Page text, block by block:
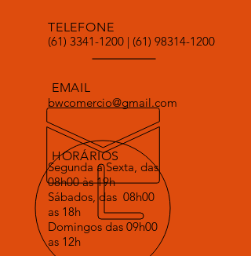
TELEFONE
(61) 3341-1200 | (61) 98314-1200
EMAIL
bwcomercio@gmail.com
HORÁRIOS
Segunda a Sexta, das
08h00 às 19h
Sábados, das 08h00
as 18h
Domingos das 09h00
as 12h